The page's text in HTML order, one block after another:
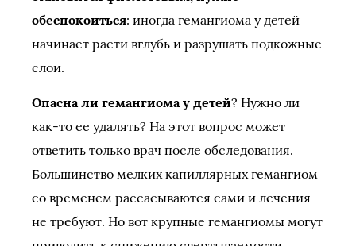
обеспокоиться: иногда гемангиома у детей
начинает расти вглубь и разрушать подкожные
слои.
Опасна ли гемангиома у детей? Нужно ли
как-то ее удалять? На этот вопрос может
ответить только врач после обследования.
Большинство мелких капиллярных гемангиом
со временем рассасываются сами и лечения
не требуют. Но вот крупные гемангиомы могут